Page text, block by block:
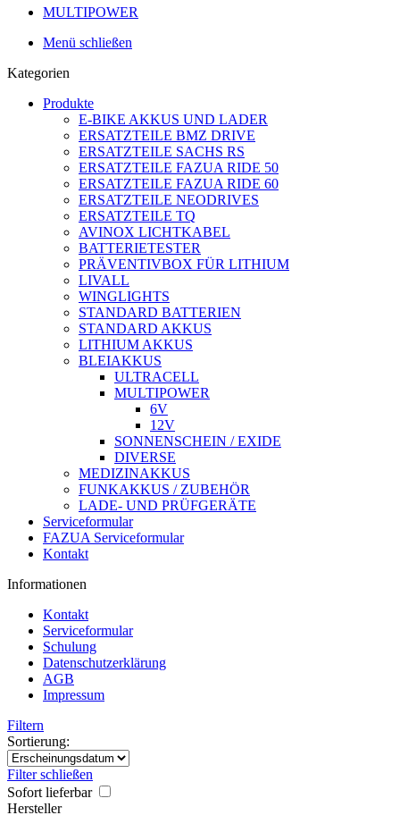
MULTIPOWER
Menü schließen
Kategorien
Produkte
E-BIKE AKKUS UND LADER
ERSATZTEILE BMZ DRIVE
ERSATZTEILE SACHS RS
ERSATZTEILE FAZUA RIDE 50
ERSATZTEILE FAZUA RIDE 60
ERSATZTEILE NEODRIVES
ERSATZTEILE TQ
AVINOX LICHTKABEL
BATTERIETESTER
PRÄVENTIVBOX FÜR LITHIUM
LIVALL
WINGLIGHTS
STANDARD BATTERIEN
STANDARD AKKUS
LITHIUM AKKUS
BLEIAKKUS
ULTRACELL
MULTIPOWER
6V
12V
SONNENSCHEIN / EXIDE
DIVERSE
MEDIZINAKKUS
FUNKAKKUS / ZUBEHÖR
LADE- UND PRÜFGERÄTE
Serviceformular
FAZUA Serviceformular
Kontakt
Informationen
Kontakt
Serviceformular
Schulung
Datenschutzerklärung
AGB
Impressum
Filtern
Sortierung:
Filter schließen
Sofort lieferbar
Hersteller